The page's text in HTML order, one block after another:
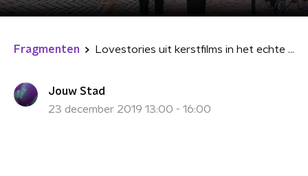
Fragmenten Lovestories uit kerstfilms in het echte leven?!
Jouw Stad
23 december 2019 13:00 - 16:00